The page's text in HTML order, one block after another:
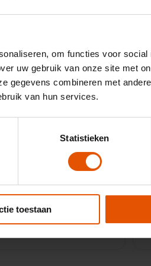
om functies voor social
uw gebruik van onze site met
gegevens combineren met
van hun services.
Statistieken
toestaan
af te geven
medewerkers dat
orde komen